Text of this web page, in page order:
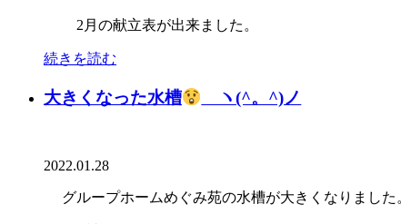
2月の献立表が出来ました。
続きを読む
大きくなった水槽 ヽ(^。^)ノ
2022.01.28
グループホームめぐみ苑の水槽が大きくなりました